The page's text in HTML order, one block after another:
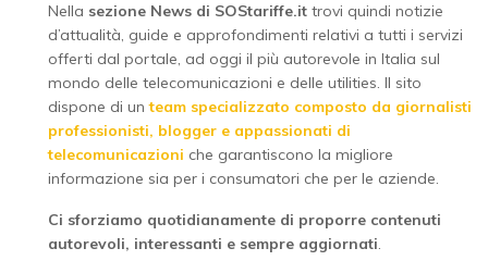
Nella sezione News di SOStariffe.it trovi quindi notizie
d’attualità, guide e approfondimenti relativi a tutti i servizi
offerti dal portale, ad oggi il più autorevole in Italia sul
mondo delle telecomunicazioni e delle utilities. Il sito
dispone di unteam specializzato composto da giornalisti
professionisti, blogger e appassionati di
telecomunicazioni che garantiscono la migliore
informazione sia per i consumatori che per le aziende.
Ci sforziamo quotidianamente di proporre contenuti
autorevoli, interessanti e sempre aggiornati.